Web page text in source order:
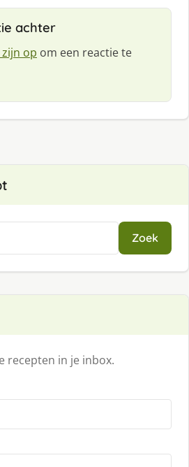
achter
op om een reactie te
Zoek
recepten in je inbox.